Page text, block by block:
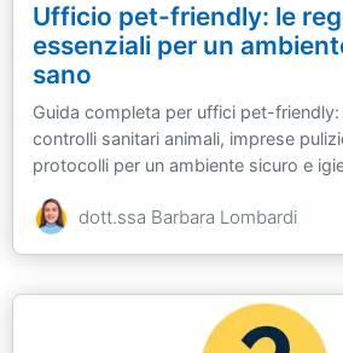
Ufficio pet-friendly: le
essenziali per un
sano
Guida completa per uffici pet-
controlli sanitari animali, imprese
protocolli per un ambiente sicuro e
dott.ssa Barbara Lombardi